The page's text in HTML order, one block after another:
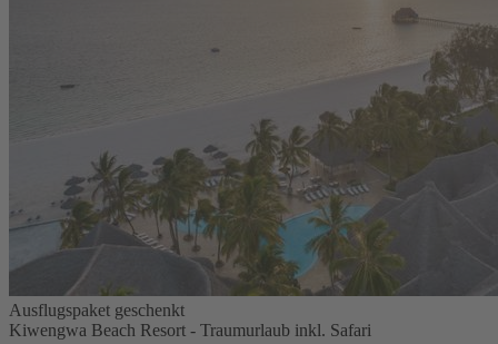
Ausflugspaket geschenkt
Kiwengwa Beach Resort - Traumurlaub inkl. Safari